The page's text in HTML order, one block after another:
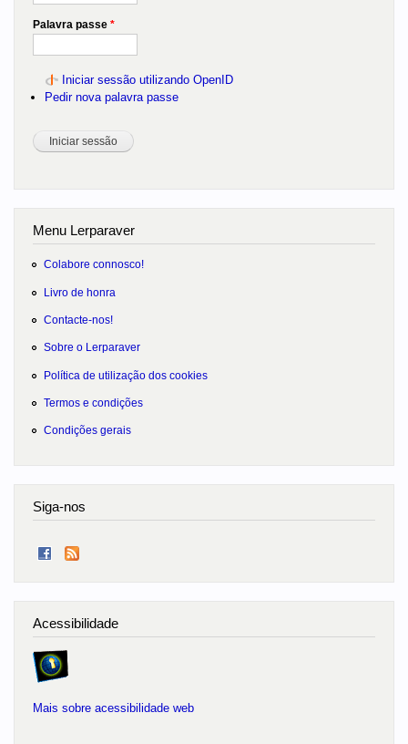
Palavra passe *
Iniciar sessão utilizando OpenID
Pedir nova palavra passe
Menu Lerparaver
Colabore connosco!
Livro de honra
Contacte-nos!
Sobre o Lerparaver
Política de utilização dos cookies
Termos e condições
Condições gerais
Siga-nos
Acessibilidade
Mais sobre acessibilidade web